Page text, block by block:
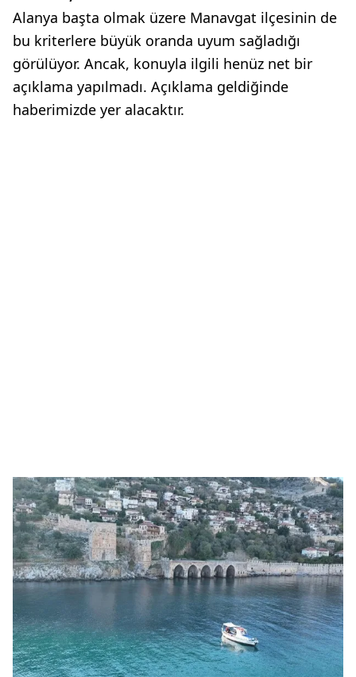
Alanya başta olmak üzere Manavgat ilçesinin de
bu kriterlere büyük oranda uyum sağladığı
görülüyor. Ancak, konuyla ilgili henüz net bir
açıklama yapılmadı. Açıklama geldiğinde
haberimizde yer alacaktır.